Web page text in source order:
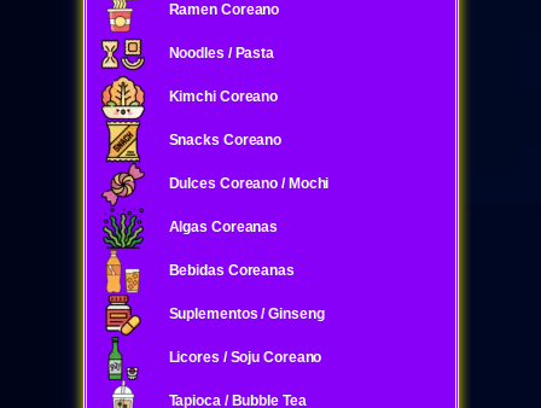
Ramen Coreano
Noodles / Pasta
Kimchi Coreano
Snacks Coreano
Dulces Coreano / Mochi
Algas Coreanas
Bebidas Coreanas
Suplementos / Ginseng
Licores / Soju Coreano
Tapioca / Bubble Tea